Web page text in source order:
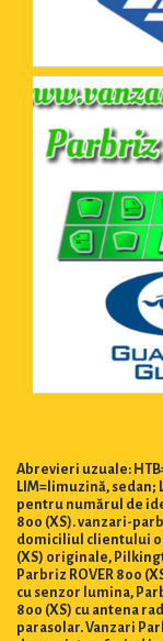
Abrevieri uzuale:
LIM=limuzină, sedan;
pentru numărul de
800 (XS). vanzari-
domiciliul clientului o
(XS) originale,
Parbriz ROVER 800
cu senzor lumina,
800 (XS) cu antena
parasolar. Vanzari